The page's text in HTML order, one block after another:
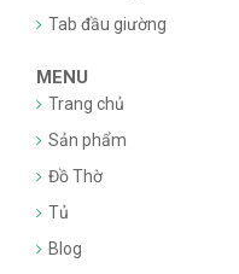
Tab đầu giường
MENU
Trang chủ
Sản phẩm
Đồ Thờ
Tủ
Blog